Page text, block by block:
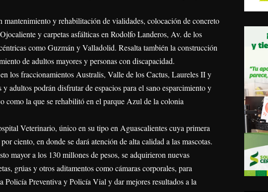
mantenimiento y rehabilitación de vialidades, colocación de concreto
y carpetas asfálticas en Rodolfo Landeros, Av. de los
como Guzmán y Valladolid. Resalta también la construcción
de adultos mayores y personas con discapacidad.
los fraccionamientos Australis, Valle de los Cactus, Laureles II y
adultos podrán disfrutar de espacios para el sano esparcimiento y
como la que se rehabilitó en el parque Azul de la colonia
Veterinario, único en su tipo en Aguascalientes cuya primera
ciento, en donde se dará atención de alta calidad a las mascotas.
mayor a los 130 millones de pesos, se adquirieron nuevas
grúas y otros aditamentos como cámaras corporales, para
Policía Preventiva y Policía Vial y dar mejores resultados a la